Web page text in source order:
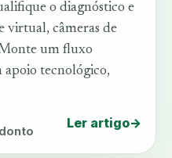
o diagnóstico e
virtual, câmeras de
um fluxo
tecnológico,
Ler artigo→